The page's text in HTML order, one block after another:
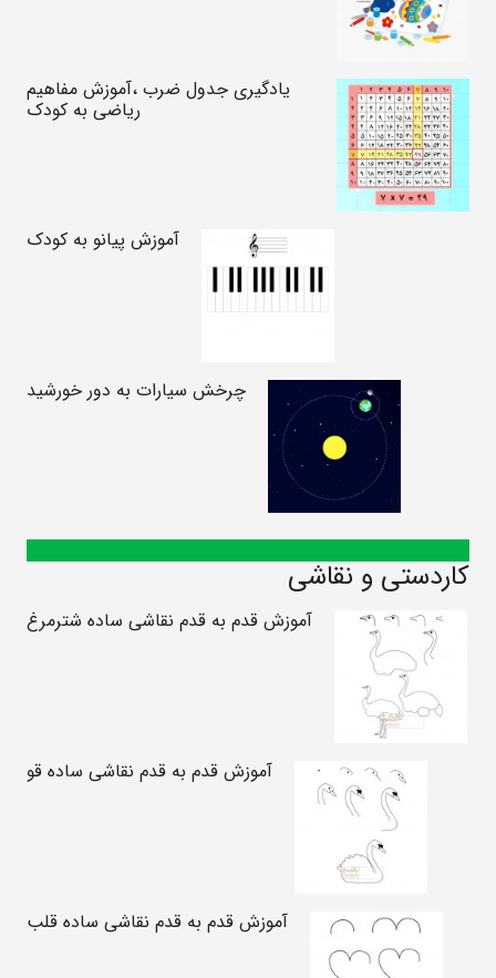
یادگیری جدول ضرب ،آموزش مفاهیم
ریاضی به کودک
آموزش پیانو به کودک
چرخش سیارات به دور خورشید
کاردستی و نقاشی
آموزش قدم به قدم نقاشی ساده شترمرغ
آموزش قدم به قدم نقاشی ساده قو
آموزش قدم به قدم نقاشی ساده قلب